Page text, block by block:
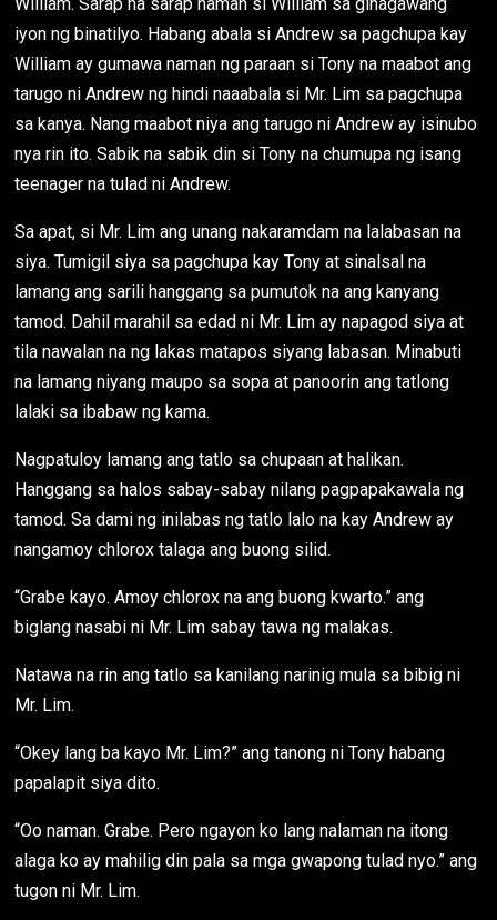
iyon ng binatilyo. Habang abala si Andrew sa pagchupa kay
William ay gumawa naman ng paraan si Tony na maabot ang
tarugo ni Andrew ng hindi naaabala si Mr. Lim sa pagchupa
sa kanya. Nang maabot niya ang tarugo ni Andrew ay isinubo
nya rin ito. Sabik na sabik din si Tony na chumupa ng isang
teenager na tulad ni Andrew.
Sa apat, si Mr. Lim ang unang nakaramdam na lalabasan na
siya. Tumigil siya sa pagchupa kay Tony at sinalsal na
lamang ang sarili hanggang sa pumutok na ang kanyang
tamod. Dahil marahil sa edad ni Mr. Lim ay napagod siya at
tila nawalan na ng lakas matapos siyang labasan. Minabuti
na lamang niyang maupo sa sopa at panoorin ang tatlong
lalaki sa ibabaw ng kama.
Nagpatuloy lamang ang tatlo sa chupaan at halikan.
Hanggang sa halos sabay-sabay nilang pagpapakawala ng
tamod. Sa dami ng inilabas ng tatlo lalo na kay Andrew ay
nangamoy chlorox talaga ang buong silid.
“Grabe kayo. Amoy chlorox na ang buong kwarto.” ang
biglang nasabi ni Mr. Lim sabay tawa ng malakas.
Natawa na rin ang tatlo sa kanilang narinig mula sa bibig ni
Mr. Lim.
“Okey lang ba kayo Mr. Lim?” ang tanong ni Tony habang
papalapit siya dito.
“Oo naman. Grabe. Pero ngayon ko lang nalaman na itong
alaga ko ay mahilig din pala sa mga gwapong tulad nyo.” ang
tugon ni Mr. Lim.